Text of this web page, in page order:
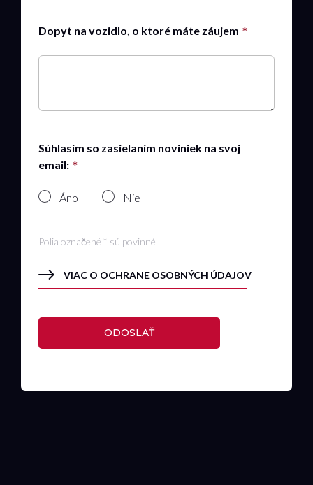
Dopyt na vozidlo, o ktoré máte záujem
Súhlasím so zasielaním noviniek na svoj
email:
Áno Nie
Polia označené * sú povinné
VIAC O OCHRANE OSOBNÝCH ÚDAJOV
ODOSLAŤ